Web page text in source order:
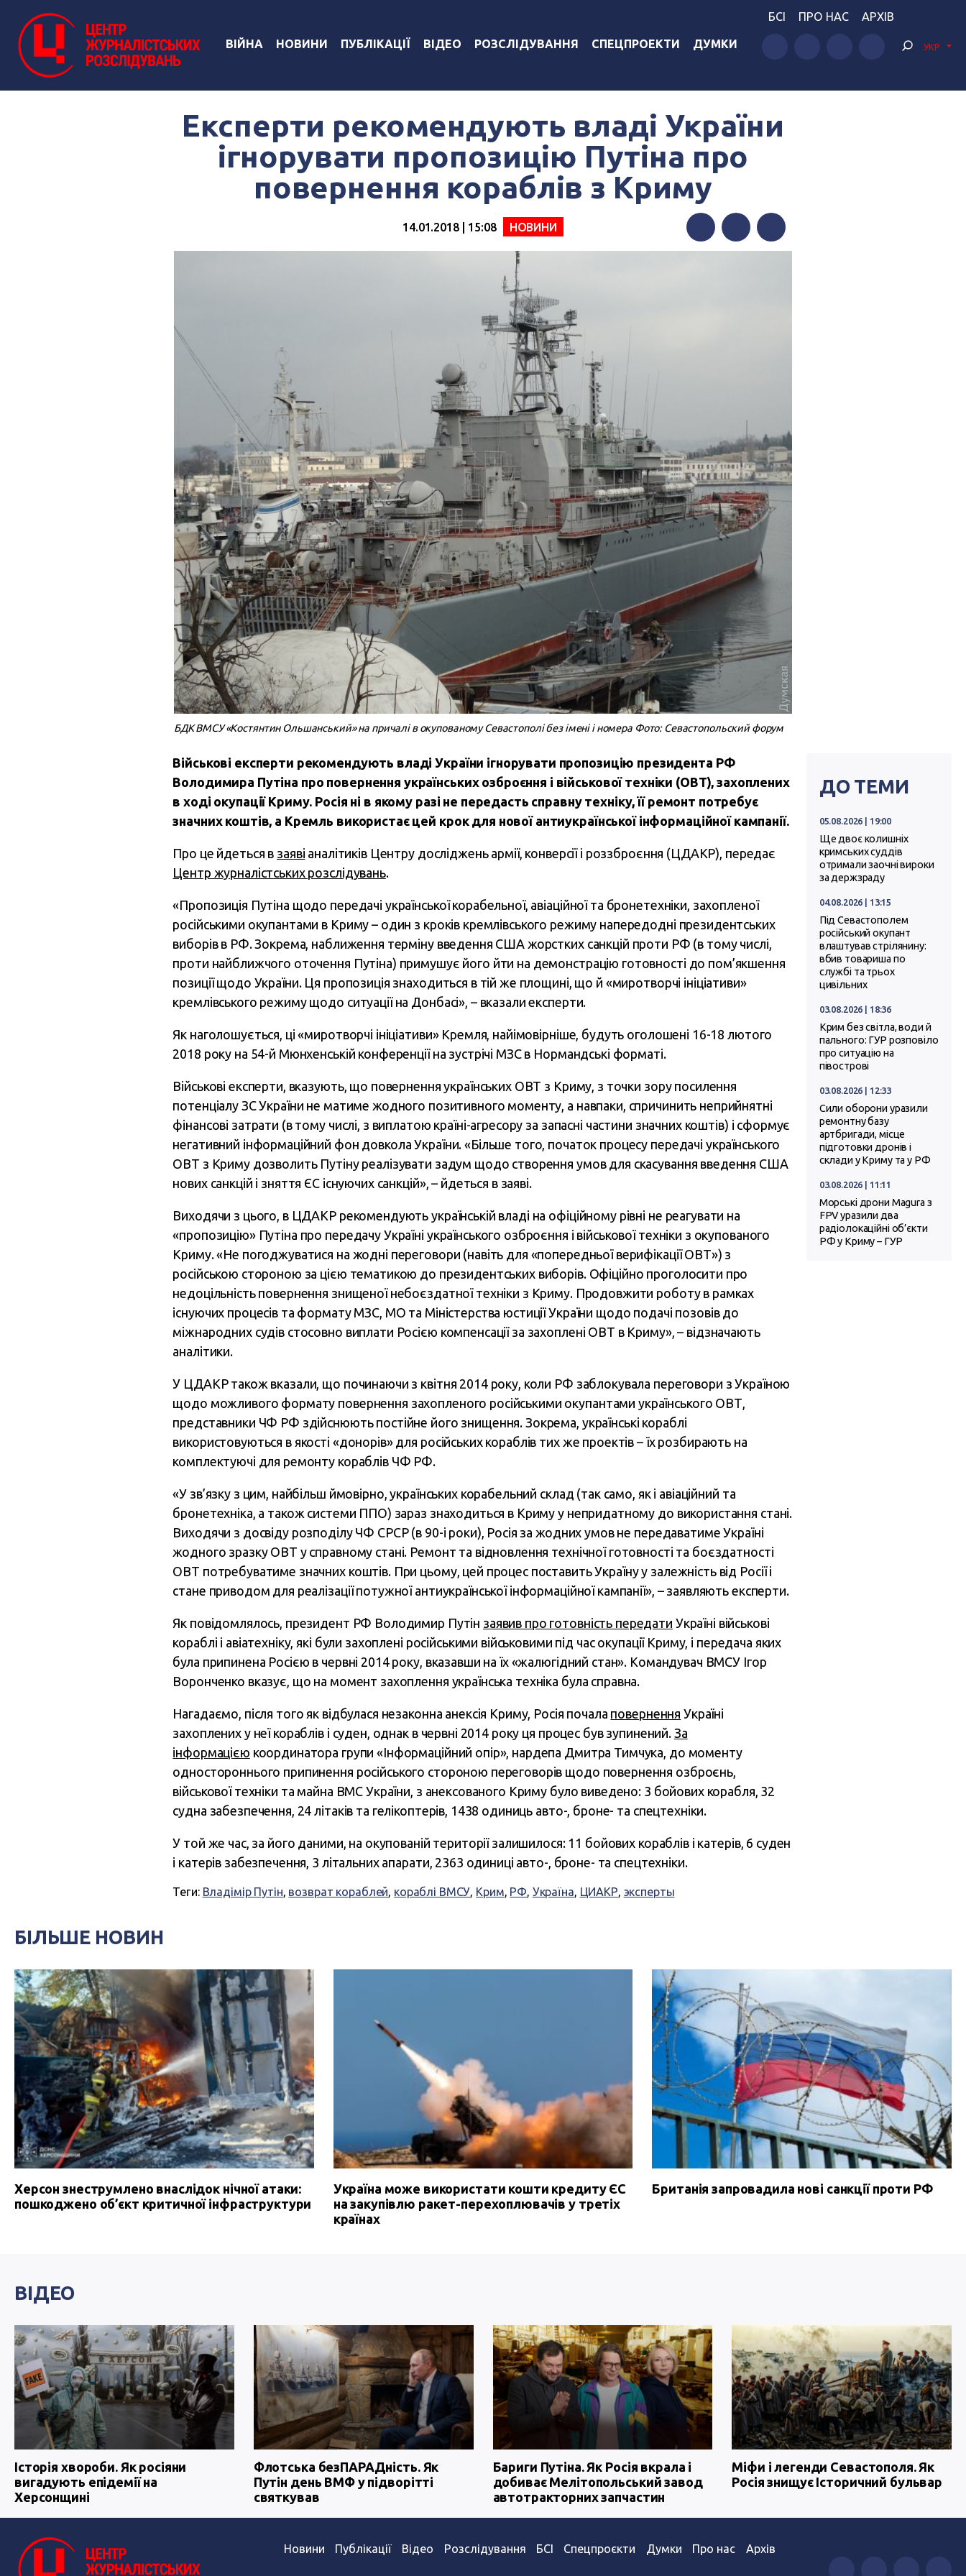
ВІЙНА НОВИНИ ПУБЛІКАЦІЇ ВІДЕО РОЗСЛІДУВАННЯ СПЕЦПРОЕКТИ ДУМКИ
БСІ ПРО НАС АРХІВ
УКР
Експерти рекомендують владі України
ігнорувати пропозицію Путіна про
повернення кораблів з Криму
14.01.2018 | 15:08 НОВИНИ
БДК ВМСУ «Костянтин Ольшанський» на причалі в окупованому Севастополі без імені і номера Фото: Севастопольский форум
Військові експерти рекомендують владі України ігнорувати пропозицію президента РФ
Володимира Путіна про повернення українських озброєння і військової техніки (ОВТ), захоплених
в ході окупації Криму. Росія ні в якому разі не передасть справну техніку, її ремонт потребує
значних коштів, а Кремль використає цей крок для нової антиукраїнської інформаційної кампанії.
Про це йдеться в заяві аналітиків Центру досліджень армії, конверсії і роззброєння (ЦДАКР), передає
Центр журналістських розслідувань.
«Пропозиція Путіна щодо передачі української корабельної, авіаційної та бронетехніки, захопленої
російськими окупантами в Криму – один з кроків кремлівського режиму напередодні президентських
виборів в РФ. Зокрема, наближення терміну введення США жорстких санкцій проти РФ (в тому числі,
проти найближчого оточення Путіна) примушує його йти на демонстрацію готовності до пом’якшення
позиції щодо України. Ця пропозиція знаходиться в тій же площині, що й «миротворчі ініціативи»
кремлівського режиму щодо ситуації на Донбасі», – вказали експерти.
Як наголошується, ці «миротворчі ініціативи» Кремля, найімовірніше, будуть оголошені 16-18 лютого
2018 року на 54-й Мюнхенській конференції на зустрічі МЗС в Нормандські форматі.
Військові експерти, вказують, що повернення українських ОВТ з Криму, з точки зору посилення
потенціалу ЗС України не матиме жодного позитивного моменту, а навпаки, спричинить неприйнятні
фінансові затрати (в тому числі, з виплатою країні-агресору за запасні частини значних коштів) і сформує
негативний інформаційний фон довкола України. «Більше того, початок процесу передачі українського
ОВТ з Криму дозволить Путіну реалізувати задум щодо створення умов для скасування введення США
нових санкцій і зняття ЄС існуючих санкцій», – йдеться в заяві.
Виходячи з цього, в ЦДАКР рекомендують українській владі на офіційному рівні не реагувати на
«пропозицію» Путіна про передачу Україні українського озброєння і військової техніки з окупованого
Криму. «Не погоджуватися на жодні переговори (навіть для «попередньої верифікації ОВТ») з
російською стороною за цією тематикою до президентських виборів. Офіційно проголосити про
недоцільність повернення знищеної небоєздатної техніки з Криму. Продовжити роботу в рамках
існуючих процесів та формату МЗС, МО та Міністерства юстиції України щодо подачі позовів до
міжнародних судів стосовно виплати Росією компенсації за захоплені ОВТ в Криму», – відзначають
аналітики.
У ЦДАКР також вказали, що починаючи з квітня 2014 року, коли РФ заблокувала переговори з Україною
щодо можливого формату повернення захопленого російськими окупантами українського ОВТ,
представники ЧФ РФ здійснюють постійне його знищення. Зокрема, українські кораблі
використовуються в якості «донорів» для російських кораблів тих же проектів – їх розбирають на
комплектуючі для ремонту кораблів ЧФ РФ.
«У зв’язку з цим, найбільш ймовірно, українських корабельний склад (так само, як і авіаційний та
бронетехніка, а також системи ППО) зараз знаходиться в Криму у непридатному до використання стані.
Виходячи з досвіду розподілу ЧФ СРСР (в 90-і роки), Росія за жодних умов не передаватиме Україні
жодного зразку ОВТ у справному стані. Ремонт та відновлення технічної готовності та боєздатності
ОВТ потребуватиме значних коштів. При цьому, цей процес поставить Україну у залежність від Росії і
стане приводом для реалізації потужної антиукраїнської інформаційної кампанії», – заявляють експерти.
Як повідомлялось, президент РФ Володимир Путін заявив про готовність передати Україні військові
кораблі і авіатехніку, які були захоплені російськими військовими під час окупації Криму, і передача яких
була припинена Росією в червні 2014 року, вказавши на їх «жалюгідний стан». Командувач ВМСУ Ігор
Воронченко вказує, що на момент захоплення українська техніка була справна.
Нагадаємо, після того як відбулася незаконна анексія Криму, Росія почала повернення Україні
захоплених у неї кораблів і суден, однак в червні 2014 року ця процес був зупинений. За
інформацією координатора групи «Інформаційний опір», нардепа Дмитра Тимчука, до моменту
одностороннього припинення російського стороною переговорів щодо повернення озброєнь,
військової техніки та майна ВМС України, з анексованого Криму було виведено: 3 бойових корабля, 32
судна забезпечення, 24 літаків та гелікоптерів, 1438 одиниць авто-, броне- та спецтехніки.
У той же час, за його даними, на окупованій території залишилося: 11 бойових кораблів і катерів, 6 суден
і катерів забезпечення, 3 літальних апарати, 2363 одиниці авто-, броне- та спецтехніки.
Теги: Владімір Путін, возврат кораблей, кораблі ВМСУ, Крим, РФ, Україна, ЦИАКР, эксперты
ДО ТЕМИ
05.08.2026 | 19:00
Ще двоє колишніх
кримських суддів
отримали заочні вироки
за держзраду
04.08.2026 | 13:15
Під Севастополем
російський окупант
влаштував стрілянину:
вбив товариша по
службі та трьох
цивільних
03.08.2026 | 18:36
Крим без світла, води й
пального: ГУР розповіло
про ситуацію на
півострові
03.08.2026 | 12:33
Сили оборони уразили
ремонтну базу
артбригади, місце
підготовки дронів і
склади у Криму та у РФ
03.08.2026 | 11:11
Морські дрони Magura з
FPV уразили два
радіолокаційні об’єкти
РФ у Криму – ГУР
БІЛЬШЕ НОВИН
Херсон знеструмлено внаслідок нічної атаки:
пошкоджено об’єкт критичної інфраструктури
Україна може використати кошти кредиту ЄС
на закупівлю ракет-перехоплювачів у третіх
країнах
Британія запровадила нові санкції проти РФ
ВІДЕО
Історія хвороби. Як росіяни
вигадують епідемії на
Херсонщині
Флотська безПАРАДність. Як
Путін день ВМФ у підворітті
святкував
Бариги Путіна. Як Росія вкрала і
добиває Мелітопольський завод
автотракторних запчастин
Міфи і легенди Севастополя. Як
Росія знищує Історичний бульвар
Новини Публікації Відео Розслідування БСІ Спецпроєкти Думки Про нас Архів